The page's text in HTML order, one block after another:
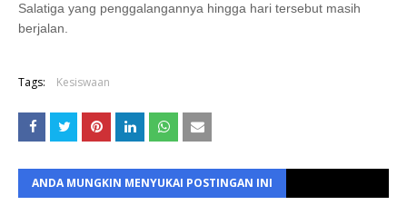
Salatiga yang penggalangannya hingga hari tersebut masih
berjalan.
Tags: Kesiswaan
ANDA MUNGKIN MENYUKAI POSTINGAN INI